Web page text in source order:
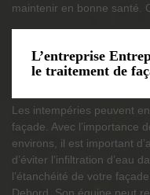
maintenir en bonne santé.
L’entreprise
le traitement de
Les intempéries peuvent
façade. Avec l’importance
environs, il est important
d’éviter l’infiltration d’eau
l’étanchéité de votre
Debord. Son équipe peut